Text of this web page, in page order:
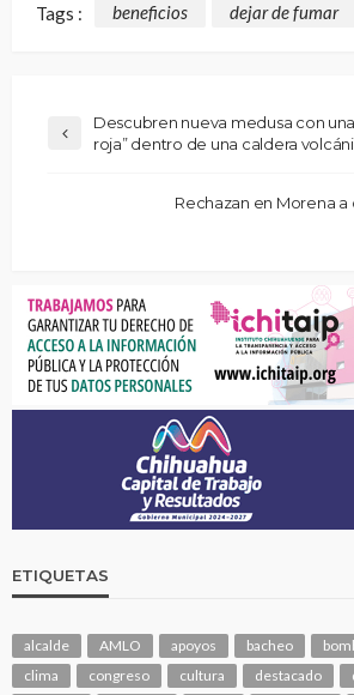
Tags : beneficios dejar de fumar
Descubren nueva medusa con
roja” dentro de una caldera
Rechazan en Morena
ETIQUETAS
alcalde AMLO apoyos bacheo
clima
congreso cultura destacado